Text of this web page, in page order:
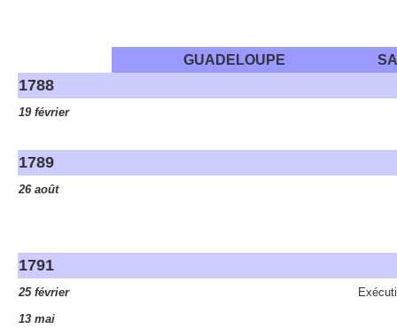
GUADELOUPE
1788
19 février
1789
26 août
1791
25 février
13 mai